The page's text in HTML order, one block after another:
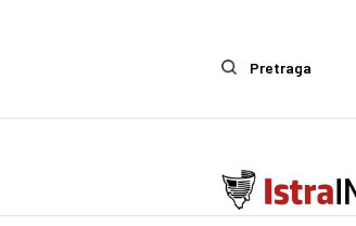
Pretraga
Crna kronika